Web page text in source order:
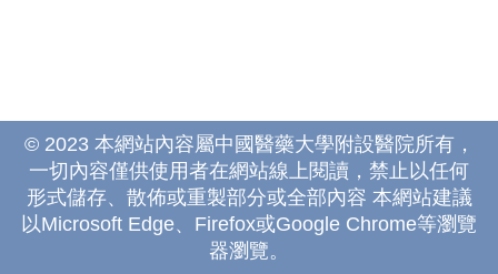
© 2023 本網站內容屬中國醫藥大學附設醫院所有，
一切內容僅供使用者在網站線上閱讀，禁止以任何
形式儲存、散佈或重製部分或全部內容 本網站建議
以Microsoft Edge、Firefox或Google Chrome等瀏覽
器瀏覽。